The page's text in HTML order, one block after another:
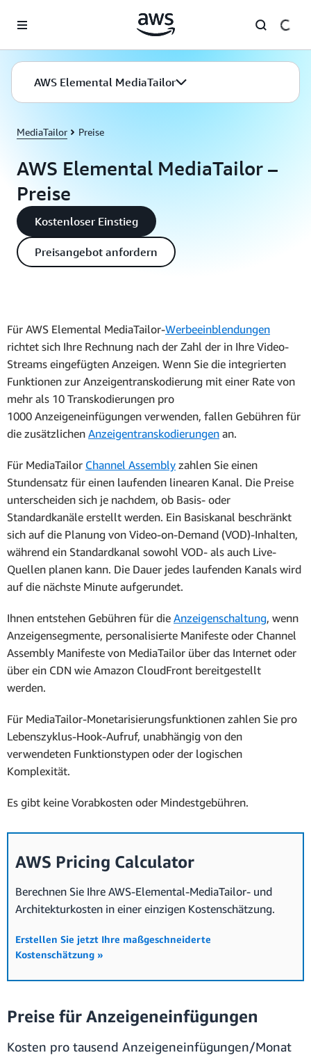
Überspringen zum Hauptinhalt
AWS Elemental MediaTailor
MediaTailor Preise
AWS Elemental MediaTailor –
Preise
Kostenloser Einstieg
Preisangebot anfordern
Für AWS Elemental MediaTailor-Werbeeinblendungen
richtet sich Ihre Rechnung nach der Zahl der in Ihre Video-
Streams eingefügten Anzeigen. Wenn Sie die integrierten
Funktionen zur Anzeigentranskodierung mit einer Rate von
mehr als 10 Transkodierungen pro
1000 Anzeigeneinfügungen verwenden, fallen Gebühren für
die zusätzlichen Anzeigentranskodierungen an.
Für MediaTailor Channel Assembly zahlen Sie einen
Stundensatz für einen laufenden linearen Kanal. Die Preise
unterscheiden sich je nachdem, ob Basis- oder
Standardkanäle erstellt werden. Ein Basiskanal beschränkt
sich auf die Planung von Video-on-Demand (VOD)-Inhalten,
während ein Standardkanal sowohl VOD- als auch Live-
Quellen planen kann. Die Dauer jedes laufenden Kanals wird
auf die nächste Minute aufgerundet.
Ihnen entstehen Gebühren für die Anzeigenschaltung, wenn
Anzeigensegmente, personalisierte Manifeste oder Channel
Assembly Manifeste von MediaTailor über das Internet oder
über ein CDN wie Amazon CloudFront bereitgestellt
werden.
Für MediaTailor-Monetarisierungsfunktionen zahlen Sie pro
Lebenszyklus-Hook-Aufruf, unabhängig von den
verwendeten Funktionstypen oder der logischen
Komplexität.
Es gibt keine Vorabkosten oder Mindestgebühren.
AWS Pricing Calculator
Berechnen Sie Ihre AWS-Elemental-MediaTailor- und
Architekturkosten in einer einzigen Kostenschätzung.
Erstellen Sie jetzt Ihre maßgeschneiderte
Kostenschätzung »
Preise für Anzeigeneinfügungen
Kosten pro tausend Anzeigeneinfügungen/Monat